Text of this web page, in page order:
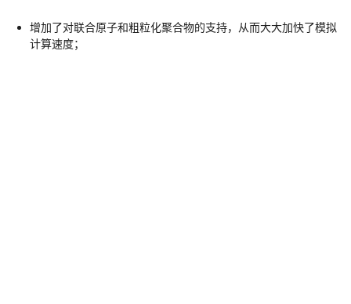
增加了对联合原子和粗粒化聚合物的支持，从而大大加快了模拟
计算速度；